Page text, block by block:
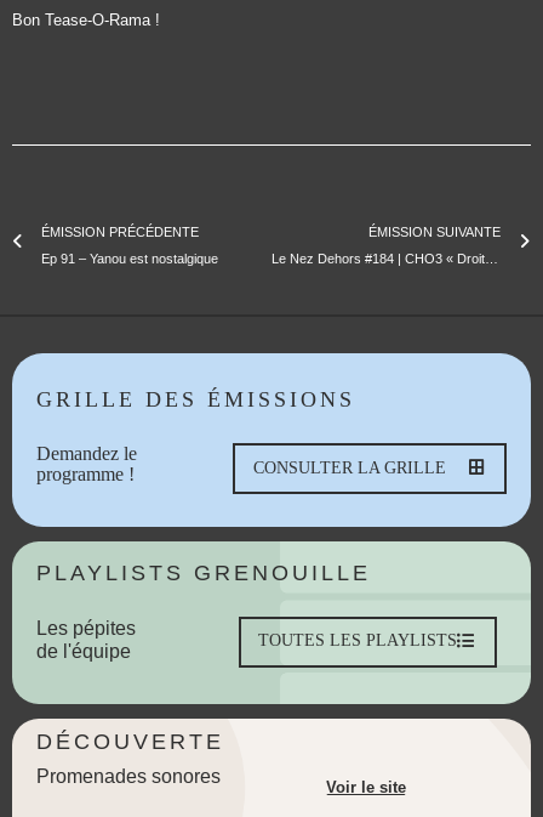
Bon Tease-O-Rama !
ÉMISSION PRÉCÉDENTE
Ep 91 – Yanou est nostalgique
ÉMISSION SUIVANTE
Le Nez Dehors #184 | CHO3 « Droit au Bus » / Les rencontres à l’échelle « Dignity »
GRILLE DES ÉMISSIONS
Demandez le
programme !
CONSULTER LA GRILLE
PLAYLISTS GRENOUILLE
Les pépites
de l'équipe
TOUTES LES PLAYLISTS
DÉCOUVERTE
Promenades sonores
Voir le site